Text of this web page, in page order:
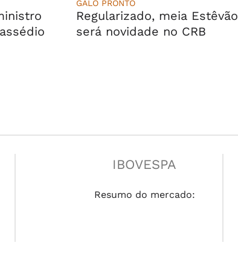
GALO PRONTO
Regularizado, meia Estêvão
será novidade no CRB
IBOVESPA
Resumo do mercado: